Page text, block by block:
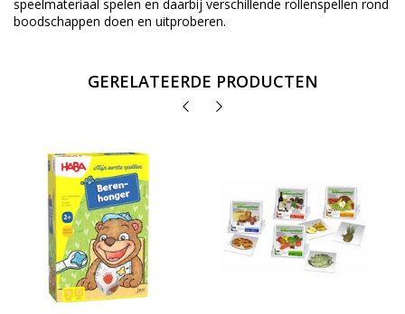
speelmateriaal spelen en daarbij verschillende rollenspellen rond
boodschappen doen en uitproberen.
GERELATEERDE PRODUCTEN